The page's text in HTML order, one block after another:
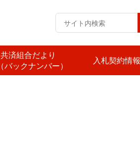
共済組合だより
（バックナンバー）
入札契約情報